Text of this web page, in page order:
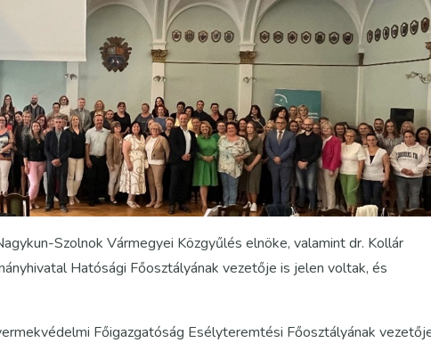
Szolnok Vármegyei Közgyűlés elnöke, valamint dr. Kollár
Hatósági Főosztályának vezetője is jelen voltak, és
Főigazgatóság Esélyteremtési Főosztályának